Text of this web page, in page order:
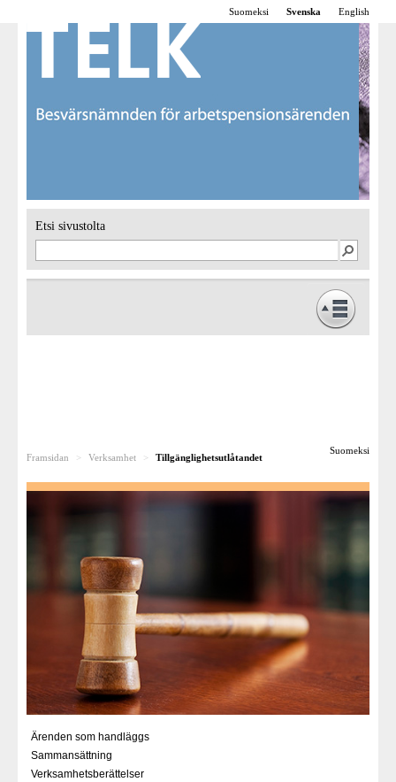
Suomeksi Svenska English
Etsi sivustolta
Rättsfall
För pensionsanstalterna
Länkar
Suomeksi
Framsidan > Verksamhet > Tillgänglighetsutlåtandet
Ärenden som handläggs
Sammansättning
Verksamhetsberättelser